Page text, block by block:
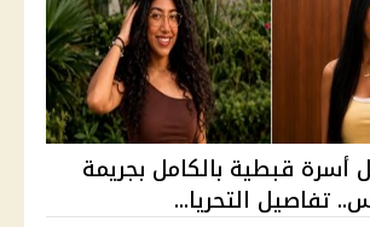
أسرة قبطية بالكامل بجريمة
تفاصيل التحريا...